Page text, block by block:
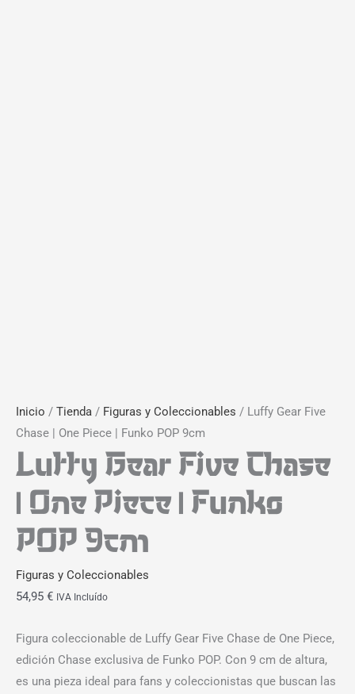
Inicio / Tienda / Figuras y Coleccionables / Luffy Gear Five
Chase | One Piece | Funko POP 9cm
Luffy Gear Five Chase
| One Piece | Funko
POP 9cm
Figuras y Coleccionables
54,95 € IVA Incluído
Figura coleccionable de Luffy Gear Five Chase de One Piece,
edición Chase exclusiva de Funko POP. Con 9 cm de altura,
es una pieza ideal para fans y coleccionistas que buscan las